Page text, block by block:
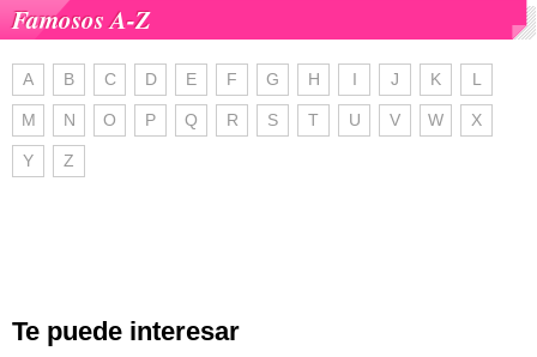
Famosos A-Z
A B C D E F G H I J K L
M N O P Q R S T U V W X
Y Z
Te puede interesar